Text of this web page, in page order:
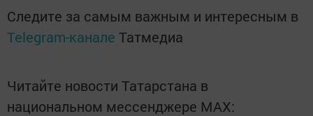
Следите за самым важным и интересным в
Telegram-канале Татмедиа
Читайте новости Татарстана в
национальном мессенджере MАХ: